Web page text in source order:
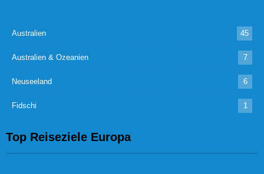
Australien 45
Australien & Ozeanien 7
Neuseeland 6
Fidschi 1
Top Reiseziele Europa